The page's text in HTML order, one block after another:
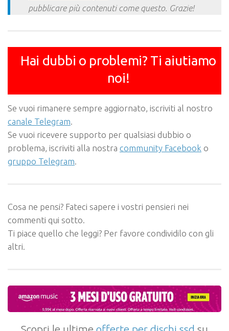
pubblicare più contenuti come questo. Grazie!
Hai dubbi o problemi? Ti aiutiamo
noi!
Se vuoi rimanere sempre aggiornato, iscriviti al nostro
canale Telegram.
Se vuoi ricevere supporto per qualsiasi dubbio o
problema, iscriviti alla nostra community Facebook o
gruppo Telegram.
Cosa ne pensi? Fateci sapere i vostri pensieri nei
commenti qui sotto.
Ti piace quello che leggi? Per favore condividilo con gli
altri.